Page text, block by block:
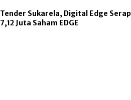
Tender Sukarela, Digital Edge Serap
7,12 Juta Saham EDGE